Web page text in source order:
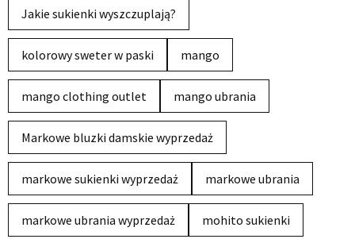
Jakie sukienki wyszczuplają?
kolorowy sweter w paski mango
mango clothing outlet mango ubrania
Markowe bluzki damskie wyprzedaż
markowe sukienki wyprzedaż markowe ubrania
markowe ubrania wyprzedaż mohito sukienki